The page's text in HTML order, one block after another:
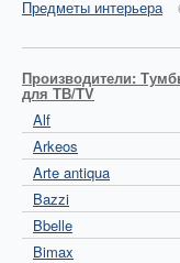
Предметы интерьера
Производители:
для ТВ/TV
Alf
Arkeos
Arte antiqua
Bazzi
Bbelle
Bimax